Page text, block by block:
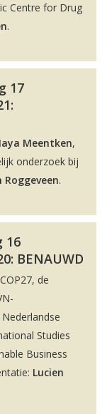
Centre for Drug
.
17
Meentken,
onderzoek bij
Roggeveen.
16
BENAUWD
de
Studies
Business
Lucien